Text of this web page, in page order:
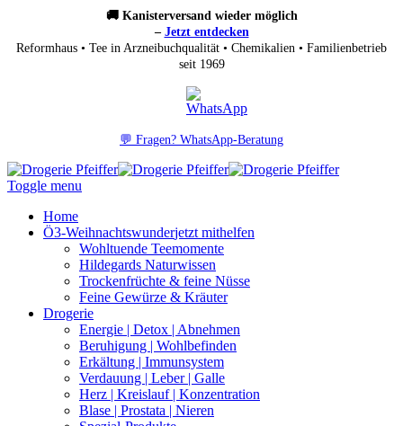
🚚 Kanisterversand wieder möglich
– Jetzt entdecken
Reformhaus • Tee in Arzneibuchqualität • Chemikalien • Familienbetrieb
seit 1969
💬 Fragen? WhatsApp-Beratung
Toggle menu
Home
Ö3-Weihnachtswunderjetzt mithelfen
Wohltuende Teemomente
Hildegards Naturwissen
Trockenfrüchte & feine Nüsse
Feine Gewürze & Kräuter
Drogerie
Energie | Detox | Abnehmen
Beruhigung | Wohlbefinden
Erkältung | Immunsystem
Verdauung | Leber | Galle
Herz | Kreislauf | Konzentration
Blase | Prostata | Nieren